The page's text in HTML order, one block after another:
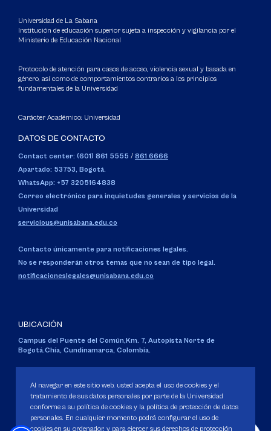
Universidad de La Sabana
Institución de educación superior sujeta a inspección y vigilancia por el
Ministerio de Educación Nacional
Protocolo de atención para casos de acoso, violencia sexual y basada en
género, así como de comportamientos contrarios a los principios
fundamentales de la Universidad
Carácter Académico: Universidad
DATOS DE CONTACTO
Contact center: (601) 861 5555 / 861 6666
Apartado: 53753, Bogotá.
WhatsApp: +57 3205164838
Correo electrónico para inquietudes generales y servicios de la
Universidad
servicious@unisabana.edu.co
Contacto únicamente para notificaciones legales.
No se responderán otros temas que no sean de tipo legal.
notificacioneslegales@unisabana.edu.co
UBICACIÓN
Campus del Puente del Común,Km. 7, Autopista Norte de
Bogotá.Chía, Cundinamarca, Colombia.
Personería Jurídica:Resolución 130 del 14 de enero de 1980.
Ministerio de Educación Nacional.
Al navegar en este sitio web, usted acepta el uso de cookies y el
tratamiento de sus datos personales por parte de la Universidad
conforme a su política de cookies y la política de protección de datos
personales. En cualquier momento podrá configurar el uso de
cookies en su ordenador, y para ejercer sus derechos de protección